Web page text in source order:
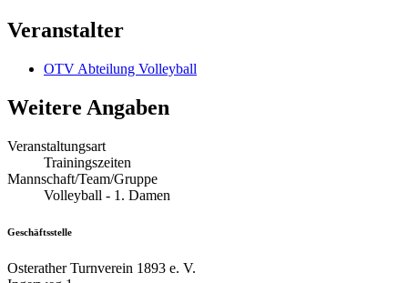
Veranstalter
OTV Abteilung Volleyball
Weitere Angaben
Veranstaltungsart
Trainingszeiten
Mannschaft/Team/Gruppe
Volleyball - 1. Damen
Geschäftsstelle
Osterather Turnverein 1893 e. V.